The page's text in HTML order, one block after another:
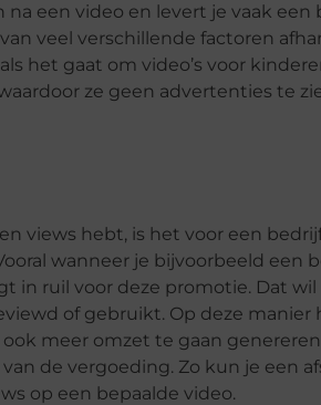
een video en levert je vaak een
veel verschillende factoren
het gaat om video’s voor
ze geen advertenties te
views hebt, is het voor een
wanneer je bijvoorbeeld een
in ruil voor deze promotie. Dat wil
of gebruikt. Op deze
meer omzet te gaan
de vergoeding. Zo kun je een
op een bepaalde video.